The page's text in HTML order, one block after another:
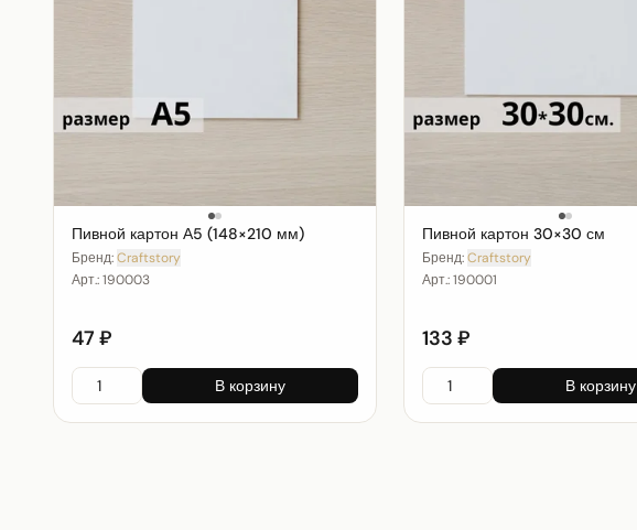
Пивной картон А5 (148×210 мм)
Бренд:Craftstory
Арт.:190003
47 ₽
В корзину
Пивной картон 30×30 см
Бренд:Craftstory
Арт.:190001
133 ₽
В корзину